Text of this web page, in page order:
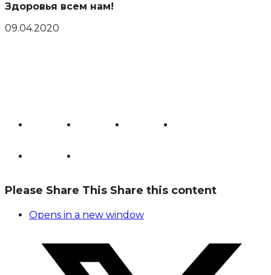
Здоровья всем нам!
09.04.2020
Please Share This Share this content
Opens in a new window